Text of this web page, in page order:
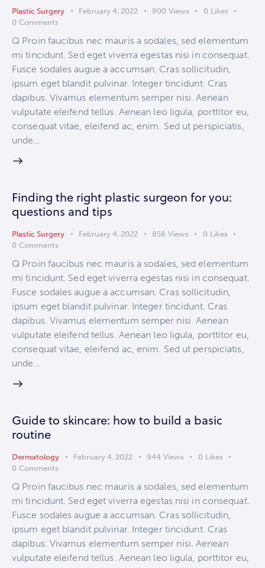
Plastic Surgery February 4, 2022 900 Views 0 Likes
0 Comments
Q Proin faucibus nec mauris a sodales, sed elementum
mi tincidunt. Sed eget viverra egestas nisi in consequat.
Fusce sodales augue a accumsan. Cras sollicitudin,
ipsum eget blandit pulvinar. Integer tincidunt. Cras
dapibus. Vivamus elementum semper nisi. Aenean
vulputate eleifend tellus. Aenean leo ligula, porttitor eu,
consequat vitae, eleifend ac, enim. Sed ut perspiciatis,
unde…
Finding the right plastic surgeon for you:
questions and tips
Plastic Surgery February 4, 2022 858 Views 0 Likes
0 Comments
Q Proin faucibus nec mauris a sodales, sed elementum
mi tincidunt. Sed eget viverra egestas nisi in consequat.
Fusce sodales augue a accumsan. Cras sollicitudin,
ipsum eget blandit pulvinar. Integer tincidunt. Cras
dapibus. Vivamus elementum semper nisi. Aenean
vulputate eleifend tellus. Aenean leo ligula, porttitor eu,
consequat vitae, eleifend ac, enim. Sed ut perspiciatis,
unde…
Guide to skincare: how to build a basic
routine
Dermatology February 4, 2022 944 Views 0 Likes
0 Comments
Q Proin faucibus nec mauris a sodales, sed elementum
mi tincidunt. Sed eget viverra egestas nisi in consequat.
Fusce sodales augue a accumsan. Cras sollicitudin,
ipsum eget blandit pulvinar. Integer tincidunt. Cras
dapibus. Vivamus elementum semper nisi. Aenean
vulputate eleifend tellus. Aenean leo ligula, porttitor eu,